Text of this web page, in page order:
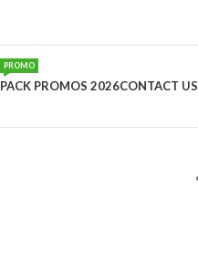
PACK PROMOS 2026
PROMO
CONTACT US